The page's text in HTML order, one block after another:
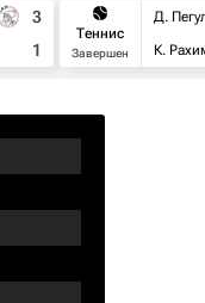
3
1
Теннис
Завершен
Д.
К.